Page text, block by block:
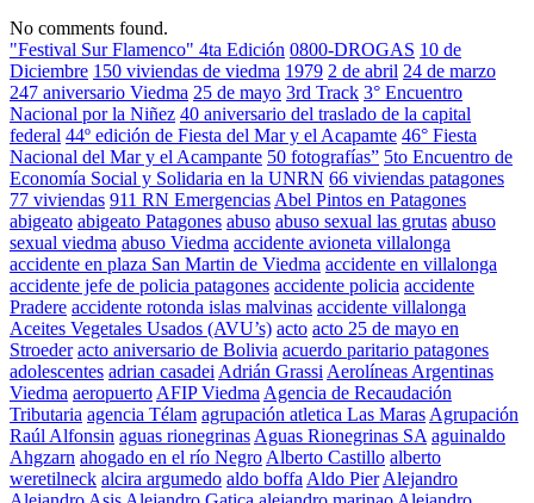
No comments found.
"Festival Sur Flamenco" 4ta Edición 0800-DROGAS 10 de
Diciembre 150 viviendas de viedma 1979 2 de abril 24 de marzo
247 aniversario Viedma 25 de mayo 3rd Track 3° Encuentro
Nacional por la Niñez 40 aniversario del traslado de la capital
federal 44º edición de Fiesta del Mar y el Acapamte 46° Fiesta
Nacional del Mar y el Acampante 50 fotografías” 5to Encuentro de
Economía Social y Solidaria en la UNRN 66 viviendas patagones
77 viviendas 911 RN Emergencias Abel Pintos en Patagones
abigeato abigeato Patagones abuso abuso sexual las grutas abuso
sexual viedma abuso Viedma accidente avioneta villalonga
accidente en plaza San Martin de Viedma accidente en villalonga
accidente jefe de policia patagones accidente policia accidente
Pradere accidente rotonda islas malvinas accidente villalonga
Aceites Vegetales Usados (AVU’s) acto acto 25 de mayo en
Stroeder acto aniversario de Bolivia acuerdo paritario patagones
adolescentes adrian casadei Adrián Grassi Aerolíneas Argentinas
Viedma aeropuerto AFIP Viedma Agencia de Recaudación
Tributaria agencia Télam agrupación atletica Las Maras Agrupación
Raúl Alfonsin aguas rionegrinas Aguas Rionegrinas SA aguinaldo
Ahgzarn ahogado en el río Negro Alberto Castillo alberto
weretilneck alcira argumedo aldo boffa Aldo Pier Alejandro